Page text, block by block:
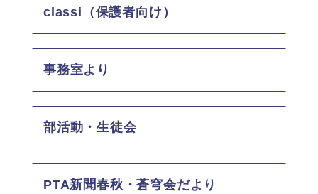
classi（保護者向け）
事務室より
部活動・生徒会
PTA新聞春秋・蒼穹会だより